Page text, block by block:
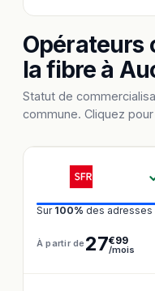
Opérateurs
la fibre à
Statut de
commune. Cliquez
Sur 100% des
À partir de 27€99
/mois